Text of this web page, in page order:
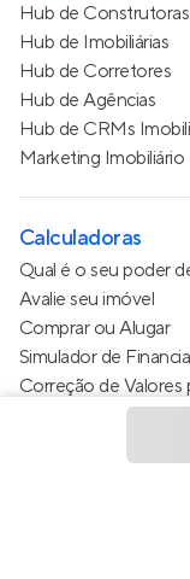
Hub de Construtoras
Hub de Imobiliárias
Hub de Corretores
Hub de Agências
Hub de CRMs
Marketing Imobiliário
Calculadoras
Qual é o seu poder
Avalie seu imóvel
Comprar ou Alugar
Simulador de
Correção de
Estimativa de valor